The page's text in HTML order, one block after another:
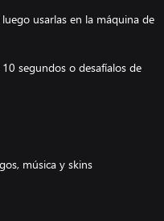
usarlas en la máquina de
segundos o desafíalos de
música y skins